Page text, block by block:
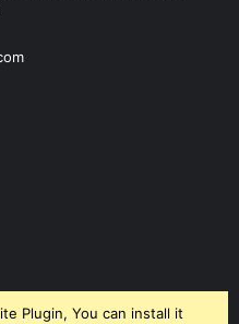
Plugin, You can install it